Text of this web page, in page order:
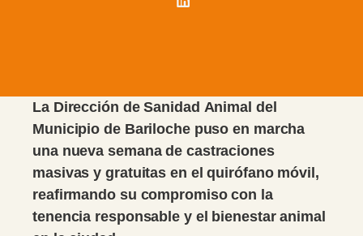
La Dirección de Sanidad Animal del
Municipio de Bariloche puso en marcha
una nueva semana de castraciones
masivas y gratuitas en el quirófano móvil,
reafirmando su compromiso con la
tenencia responsable y el bienestar animal